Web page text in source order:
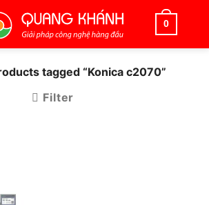
0
tagged “Konica c2070”
Filter